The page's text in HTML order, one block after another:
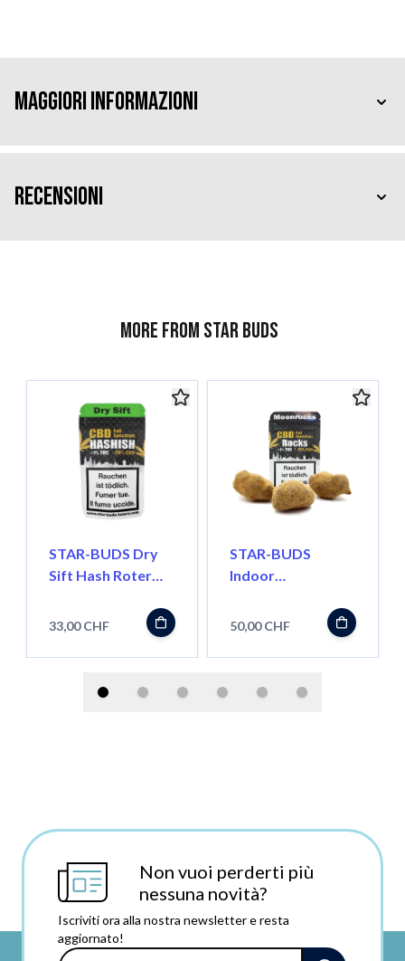
Maggiori Informazioni
Recensioni
More from Star Buds
STAR-BUDS Dry
Sift Hash Roter
33,00 CHF
STAR-BUDS
Indoor
50,00 CHF
Non vuoi perderti più
nessuna novità?
Iscriviti ora alla nostra newsletter e resta
aggiornato!